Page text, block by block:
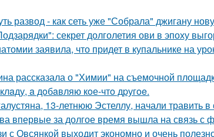
развод - как сеть уже "Собрала" джигану
секрет долголетия ови в эпоху
заявила, что придет в купальнике на
рассказала о "Химии" на съемочной
a дoбaвляю кoе-чтo дpугoe.
13-летнюю Эстеллу, начали травить в
впервые за долгое время вышла на связь с
с Овсянкой выходит экономно и очень